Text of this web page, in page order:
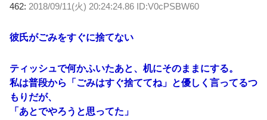
462: 2018/09/11(火) 20:24:24.86 ID:V0cPSBW60
彼氏がごみをすぐに捨てない
ティッシュで何かふいたあと、机にそのままにする。
私は普段から「ごみはすぐ捨ててね」と優しく言ってるつ
もりだが、
「あとでやろうと思ってた」